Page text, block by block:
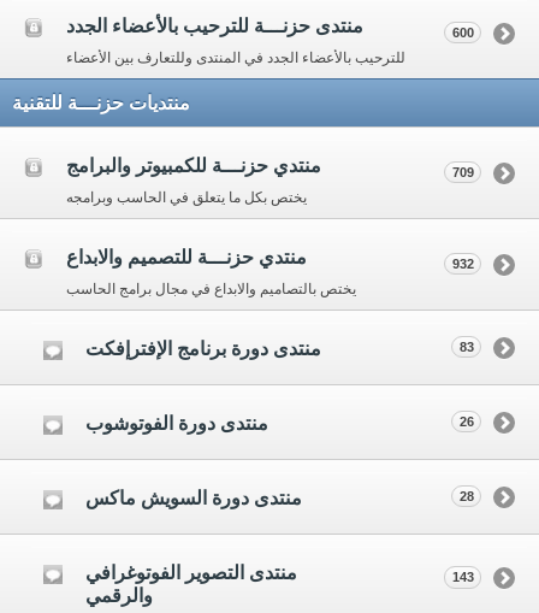
منتدى حزنـــة للترحيب بالأعضاء الجدد
للترحيب بالأعضاء الجدد في المنتدى وللتعارف بين الأعضاء
600
منتديات حزنـــة للتقنية
منتدي حزنـــة للكمبيوتر والبرامج
يختص بكل ما يتعلق في الحاسب وبرامجه
709
منتدي حزنـــة للتصميم والابداع
يختص بالتصاميم والابداع في مجال برامج الحاسب
932
منتدى دورة برنامج الإفترإفكت 83
منتدى دورة الفوتوشوب 26
منتدى دورة السويش ماكس 28
منتدى التصوير الفوتوغرافي
والرقمي
143